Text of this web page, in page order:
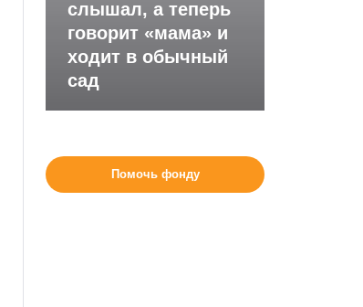
слышал, а теперь
говорит «мама» и
ходит в обычный
сад
Помочь фонду